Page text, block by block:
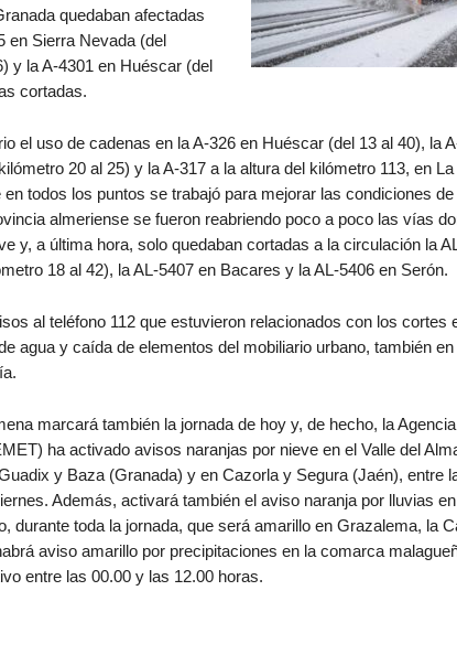
quedaban afectadas
en Sierra Nevada (del
y la A-4301 en Huéscar (del
cortadas.
el uso de cadenas en la A-326 en Huéscar (del 13 al 40), la
20 al 25) y la A-317 a la altura del kilómetro 113, en
en todos los puntos se trabajó para mejorar las condiciones
almeriense se fueron reabriendo poco a poco las vías
y, a última hora, solo quedaban cortadas a la circulación la
18 al 42), la AL-5407 en Bacares y la AL-5406 en Serón.
al teléfono 112 que estuvieron relacionados con los cortes
agua y caída de elementos del mobiliario urbano, también
marcará también la jornada de hoy y, de hecho, la
ha activado avisos naranjas por nieve en el Valle del
y Baza (Granada) y en Cazorla y Segura (Jaén), entre
Además, activará también el aviso naranja por lluvias
durante toda la jornada, que será amarillo en Grazalema, la
aviso amarillo por precipitaciones en la comarca
entre las 00.00 y las 12.00 horas.